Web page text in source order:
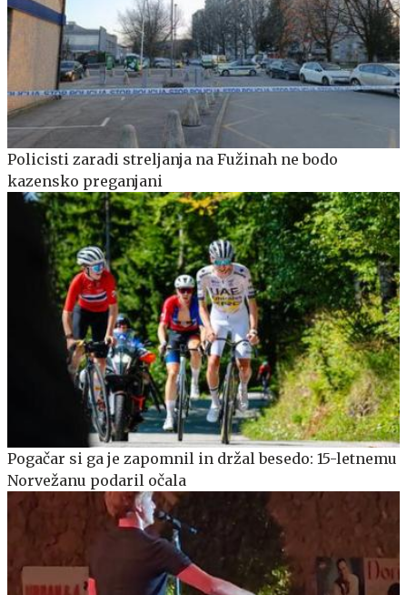
Policisti zaradi streljanja na Fužinah ne bodo
kazensko preganjani
Pogačar si ga je zapomnil in držal besedo: 15-letnemu
Norvežanu podaril očala